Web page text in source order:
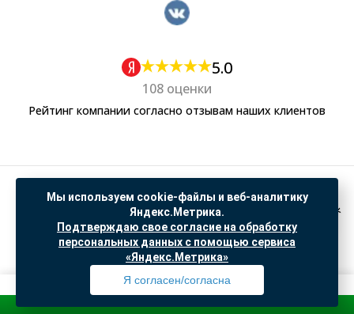
5.0
108 оценки
Рейтинг компании согласно отзывам наших клиентов
Политика обработки персональных данных
Согласие на обработку данных Яндекс Метрика
"© ООО “САНТЕХГИД”, 2026. Все права защищены. Предложение не является публичной
офертой, цены и информация на сайте ознакомительные
Доработка и продвижение вSO.USE
Мы используем cookie-файлы и веб-аналитику
Яндекс.Метрика.
Подтверждаю свое согласие на обработку
персональных данных с помощью сервиса
«Яндекс.Метрика»
Я согласен/согласна
Профиль Товары Поиск Избранное Корзина